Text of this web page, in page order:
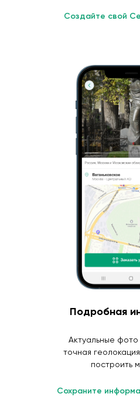
Создайте свой
Подробная
Актуальные фото
точная
построить
Сохраните